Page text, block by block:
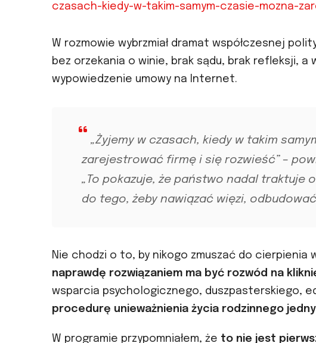
czasach-kiedy-w-takim-samym-czasie-mozna-
W rozmowie wybrzmiał dramat współczesnej
bez orzekania o winie, brak sądu, brak refleksji, a
wypowiedzenie umowy na Internet.
„Żyjemy w czasach, kiedy w takim
zarejestrować firmę i się rozwieść” –
„To pokazuje, że państwo nadal traktuje
do tego, żeby nawiązać więzi,
Nie chodzi o to, by nikogo zmuszać do cierpienia
naprawdę rozwiązaniem ma być rozwód na
wsparcia psychologicznego, duszpasterskiego,
procedurę unieważnienia życia rodzinnego
W programie przypomniałem, że to nie jest